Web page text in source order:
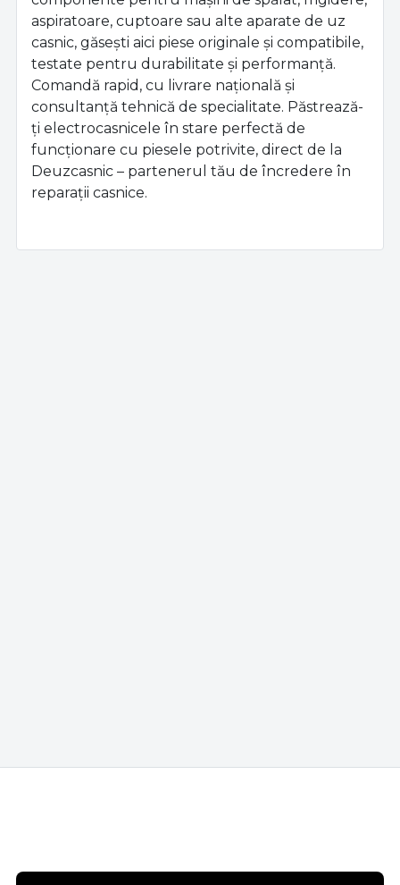
aspiratoare, cuptoare sau alte aparate de uz
casnic, găsești aici piese originale și compatibile,
testate pentru durabilitate și performanță.
Comandă rapid, cu livrare națională și
consultanță tehnică de specialitate. Păstrează-
ți electrocasnicele în stare perfectă de
funcționare cu piesele potrivite, direct de la
Deuzcasnic – partenerul tău de încredere în
reparații casnice.